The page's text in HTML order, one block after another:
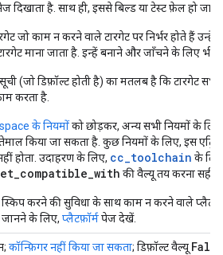
दिखाता है. साथ ही, इससे बिल्ड या टेस्ट फ़ेल हो
जो काम न करने वाले टारगेट पर निर्भर होते हैं उन्हें
माना जाता है. इन्हें बनाने और जाँचने के लिए भी
(जो डिफ़ॉल्ट होती है) का मतलब है कि टारगेट सभी
करता है.
के नियमोंको छोड़कर, अन्य सभी नियमों के लिए
किया जा सकता है. कुछ नियमों के लिए, इस
होता. उदाहरण के लिए, cc_toolchain के लिए
की वैल्यू तय करना सही
स्किप करने की सुविधा के साथ काम न करने वाले
जानने के लिए, प्लैटफ़ॉर्मपेज देखें.
कॉन्फ़िगर नहीं किया जा सकता; डिफ़ॉल्ट वैल्यू False